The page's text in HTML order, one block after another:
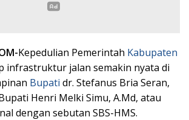
Kepedulian Pemerintah Kabupaten
infrastruktur jalan semakin nyata di
Bupati dr. Stefanus Bria Seran,
Henri Melki Simu, A.Md, atau
dengan sebutan SBS-HMS.